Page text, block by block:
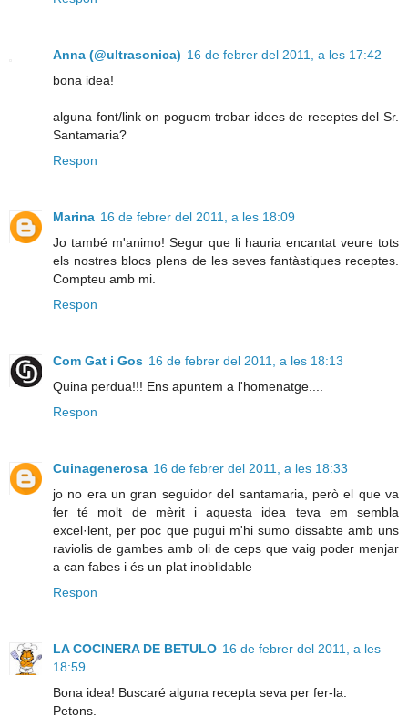
Anna (@ultrasonica) 16 de febrer del 2011, a les 17:42
bona idea!
alguna font/link on poguem trobar idees de receptes del Sr.
Santamaria?
Respon
Marina 16 de febrer del 2011, a les 18:09
Jo també m'animo! Segur que li hauria encantat veure tots
els nostres blocs plens de les seves fantàstiques receptes.
Compteu amb mi.
Respon
Com Gat i Gos 16 de febrer del 2011, a les 18:13
Quina perdua!!! Ens apuntem a l'homenatge....
Respon
Cuinagenerosa 16 de febrer del 2011, a les 18:33
jo no era un gran seguidor del santamaria, però el que va
fer té molt de mèrit i aquesta idea teva em sembla
excel·lent, per poc que pugui m'hi sumo dissabte amb uns
raviolis de gambes amb oli de ceps que vaig poder menjar
a can fabes i és un plat inoblidable
Respon
LA COCINERA DE BETULO 16 de febrer del 2011, a les
18:59
Bona idea! Buscaré alguna recepta seva per fer-la.
Petons.